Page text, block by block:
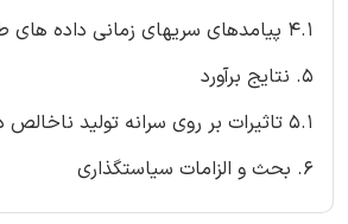
4.1 پیامدهای سریهای زمانی داده های طولی یا پنل
5. نتایج برآورد
5.1 تاثیرات بر روی سرانه تولید ناخالص داخلی
6. بحث و الزامات سیاستگذاری